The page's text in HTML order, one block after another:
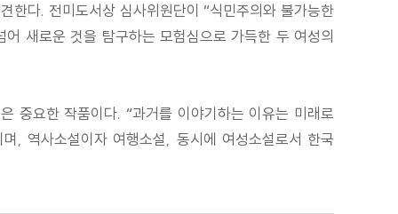
한다. 전미도서상 심사위원단이 “식민주의와 불가능한
새로운 것을 탐구하는 모험심으로 가득한 두 여성의
중요한 작품이다. “과거를 이야기하는 이유는 미래로
, 역사소설이자 여행소설, 동시에 여성소설로서 한국